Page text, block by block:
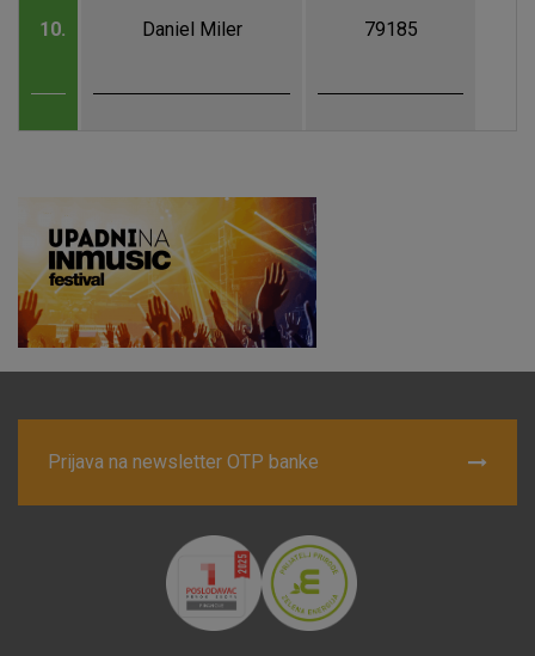
10. Daniel Miler 79185
Prijava na newsletter OTP banke
ne mogu se isključiti u našim sustavima. Uobičajeno se
postavljaju kao odgovor na vaše radnje koje uključuju zahtjev
za uslugama, kao što su postavke kolačića. Svoj preglednik
možete postaviti da blokira te kolačiće ili pošalje upozorenje
o njima, ali u tom slučaju neki dijelovi stranice neće raditi. Ti
kolačići ne pohranjuju nikakve informacije koje bi vas mogle